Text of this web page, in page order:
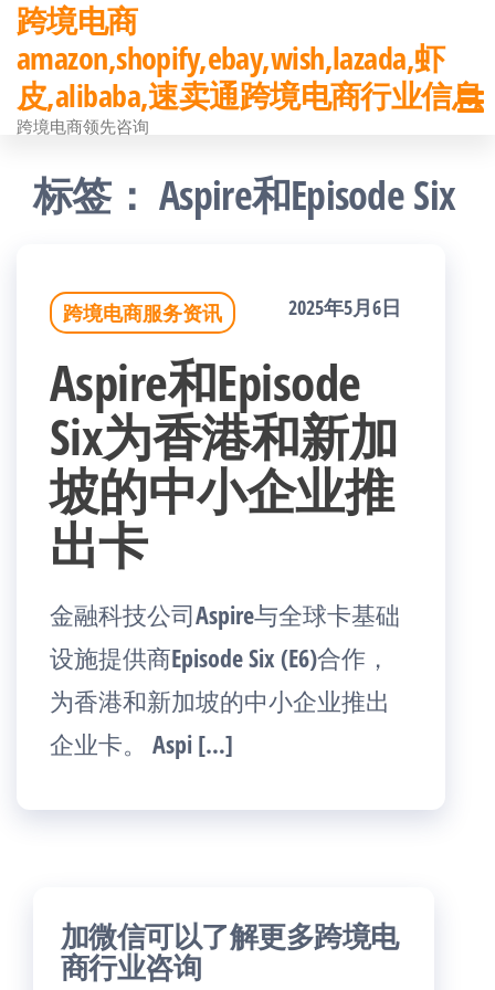
前
往
内
跨境电商
amazon,shopify,ebay,wish,lazada,虾
皮,alibaba,速卖通跨境电商行业信息
跨境电商领先咨询
标签：Aspire和Episode Six
跨境电商服务资讯 2025年5月6日
Aspire和Episode
Six为香港和新加
坡的中小企业推
出卡
金融科技公司Aspire与全球卡基础
设施提供商Episode Six (E6)合作，
为香港和新加坡的中小企业推出
企业卡。 Aspi […]
加微信可以了解更多跨境电
商行业咨询